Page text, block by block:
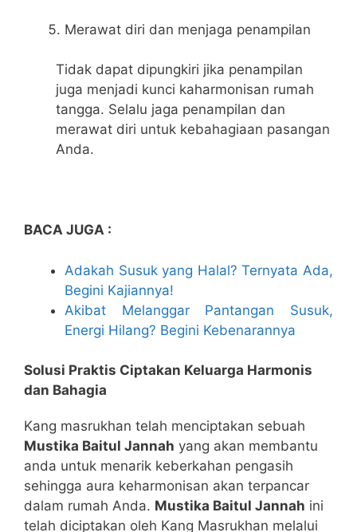
Merawat diri dan menjaga penampilan
Tidak dapat dipungkiri jika penampilan
juga menjadi kunci kaharmonisan rumah
tangga. Selalu jaga penampilan dan
merawat diri untuk kebahagiaan pasangan
Anda.
BACA JUGA :
Adakah Susuk yang Halal? Ternyata Ada,
Begini Kajiannya!
Akibat Melanggar Pantangan Susuk,
Energi Hilang? Begini Kebenarannya
Solusi Praktis Ciptakan Keluarga Harmonis
dan Bahagia
Kang masrukhan telah menciptakan sebuah
Mustika Baitul Jannah yang akan membantu
anda untuk menarik keberkahan pengasih
sehingga aura keharmonisan akan terpancar
dalam rumah Anda. Mustika Baitul Jannah ini
telah diciptakan oleh Kang Masrukhan melalui